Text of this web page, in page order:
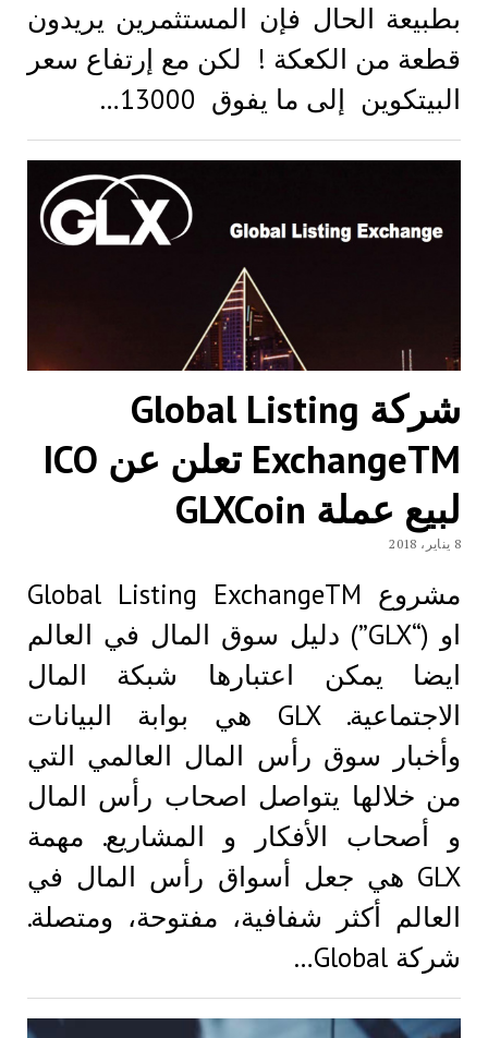
بطبيعة الحال فإن المستثمرين يريدون
قطعة من الكعكة ! لكن مع إرتفاع سعر
البيتكوين إلى ما يفوق 13000…
شركة Global Listing
ExchangeTM تعلن عن ICO
لبيع عملة GLXCoin
8 يناير، 2018
مشروع Global Listing ExchangeTM
او (“GLX”) دليل سوق المال في العالم
ايضا يمكن اعتبارها شبكة المال
الاجتماعية. GLX هي بوابة البيانات
وأخبار سوق رأس المال العالمي التي
من خلالها يتواصل اصحاب رأس المال
و أصحاب الأفكار و المشاريع. مهمة
GLX هي جعل أسواق رأس المال في
العالم أكثر شفافية، مفتوحة، ومتصلة.
شركة Global…